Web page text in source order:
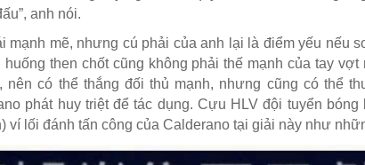
anh nói.
mạnh mẽ, nhưng cú phải của anh lại là điểm yếu nếu
then chốt cũng không phải thế mạnh của tay
nên có thể thắng đối thủ mạnh, nhưng cũng có thể
phát huy triệt để tác dụng. Cựu HLV đội tuyển bóng
ví lối đánh tấn công của Calderano tại giải này như